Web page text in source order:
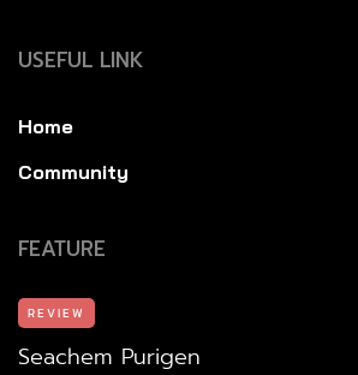
USEFUL LINK
Home
Community
FEATURE
REVIEW
Seachem Purigen